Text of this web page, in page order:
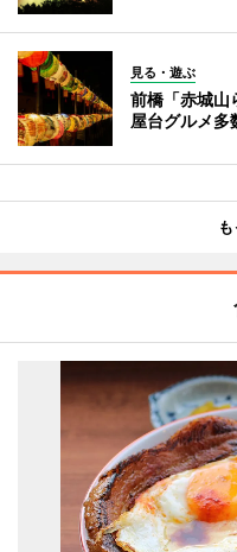
見る・遊ぶ
前橋「赤城
屋台グルメ多